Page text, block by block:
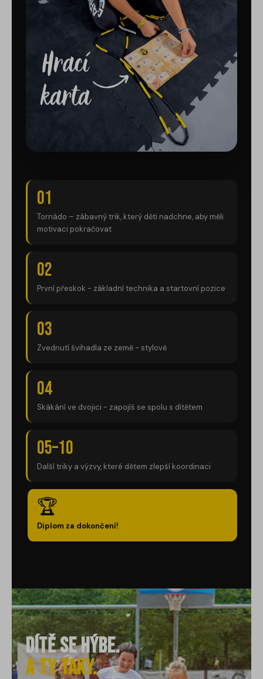
01
Tornádo – zábavný trik, který děti nadchne, aby měli
motivaci pokračovat
02
První přeskok - základní technika a startovní pozice
03
Zvednutí švihadla ze země - stylově
04
Skákání ve dvojici - zapojíš se spolu s dítětem
05–10
Další triky a výzvy, které dětem zlepší koordinaci
🏆
Diplom za dokončení!
Dítě se hýbe.
a Ty taky.